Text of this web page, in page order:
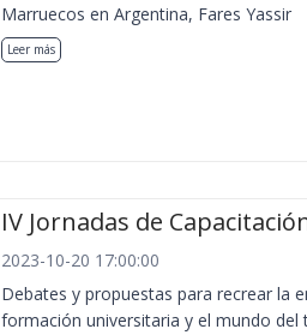
Marruecos en Argentina, Fares Yassir
Leer más
IV Jornadas de
2023-10-20 17:00:00
Debates y propuestas para recrear la
formación universitaria y el mundo del